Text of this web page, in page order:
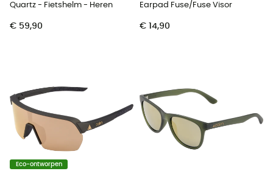
Quartz - Fietshelm - Heren
€ 59,90
Earpad Fuse/Fuse Visor
€ 14,90
Eco-ontworpen